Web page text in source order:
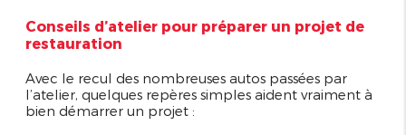
Conseils d’atelier pour préparer un projet de
restauration
Avec le recul des nombreuses autos passées par
l’atelier, quelques repères simples aident vraiment à
bien démarrer un projet :